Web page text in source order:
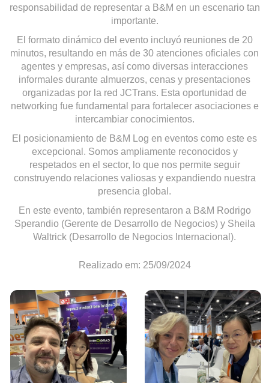
responsabilidad de representar a B&M en un escenario tan
importante.
El formato dinámico del evento incluyó reuniones de 20
minutos, resultando en más de 30 atenciones oficiales con
agentes y empresas, así como diversas interacciones
informales durante almuerzos, cenas y presentaciones
organizadas por la red JCTrans. Esta oportunidad de
networking fue fundamental para fortalecer asociaciones e
intercambiar conocimientos.
El posicionamiento de B&M Log en eventos como este es
excepcional. Somos ampliamente reconocidos y
respetados en el sector, lo que nos permite seguir
construyendo relaciones valiosas y expandiendo nuestra
presencia global.
En este evento, también representaron a B&M Rodrigo
Sperandio (Gerente de Desarrollo de Negocios) y Sheila
Waltrick (Desarrollo de Negocios Internacional).
Realizado em: 25/09/2024